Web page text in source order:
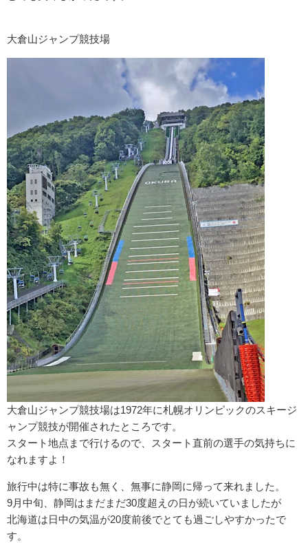
大倉山ジャンプ競技場
大倉山ジャンプ競技場は1972年に札幌オリンピックのスキージ
ャンプ競技が開催されたところです。
スタート地点まで行けるので、スタート直前の選手の気持ちに
なれますよ！
旅行中は特に事故も無く、無事に静岡に帰って来れました。
9月中旬、静岡はまだまだ30度超えの日が続いていましたが
北海道は日中の気温が20度前後でとても過ごしやすかったで
す。